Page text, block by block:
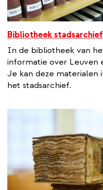
Bibliotheek stadsarchief
e
x
t
e
r
In de bibliotheek van
informatie over Leuven
Je kan deze materialen
het stadsarchief.